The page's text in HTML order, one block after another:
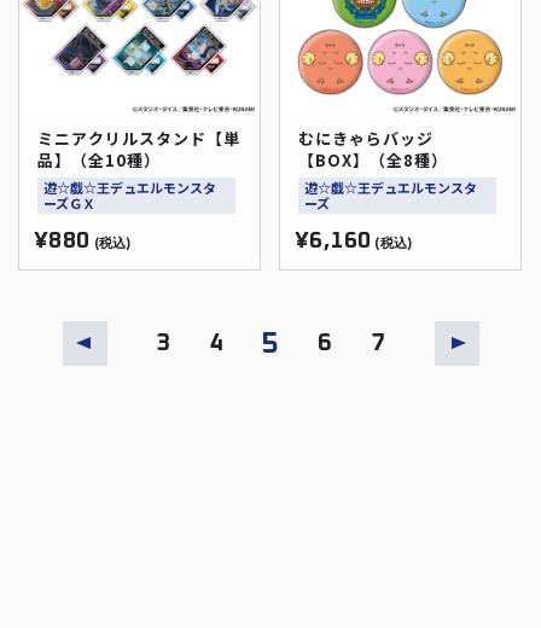
ミニアクリルスタンド【単
品】（全10種）
遊☆戯☆王デュエルモンスタ
ーズＧＸ
¥880 (税込)
むにきゃらバッジ
【BOX】（全8種）
遊☆戯☆王デュエルモンスタ
ーズ
¥6,160 (税込)
3 4 5 6 7